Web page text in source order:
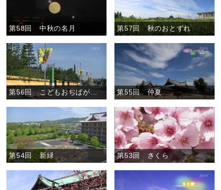
第58回 中秋の名月 第57回 秋のおとずれ
第55回 仲夏
第54回 新緑 第53回 さくら